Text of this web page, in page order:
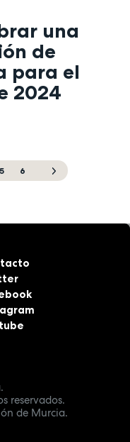
una
de
para el
2024
5 6
reservados.
de Murcia.